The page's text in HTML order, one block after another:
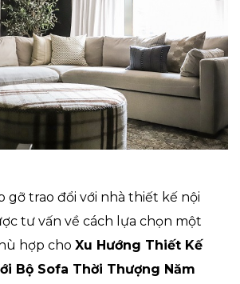
gỡ trao đổi với nhà thiết kế nội
tư vấn về cách lựa chọn một
hợp cho Xu Hướng Thiết Kế
Bộ Sofa Thời Thượng Năm